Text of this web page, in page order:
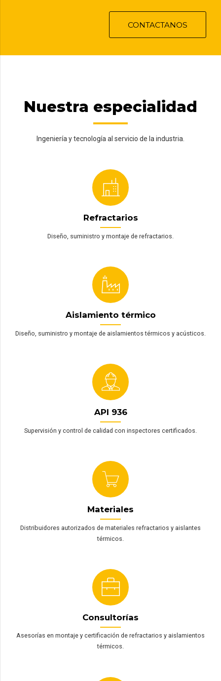
CONTACTANOS
Nuestra especialidad
Ingeniería y tecnología al servicio de la industria.
Refractarios
Diseño, suministro y montaje de refractarios.
Aislamiento térmico
Diseño, suministro y montaje de aislamientos térmicos y acústicos.
API 936
Supervisión y control de calidad con inspectores certificados.
Materiales
Distribuidores autorizados de materiales refractarios y aislantes
térmicos.
Consultorías
Asesorías en montaje y certificación de refractarios y aislamientos
térmicos.